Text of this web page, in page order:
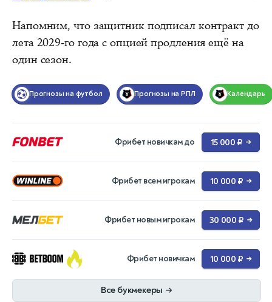
Напомним, что защитник подписал контракт до
лета 2029-го года с опцией продления ещё на
один сезон.
Прогнозы на футбол Прогнозы на РПЛ Календарь
Фрибет новичкам до 15 000 ₽ →
Фрибет всем игрокам 10 000 ₽ →
Фрибет новым игрокам 30 000 ₽ →
Фрибет новичкам 10 000 ₽ →
Все букмекеры →